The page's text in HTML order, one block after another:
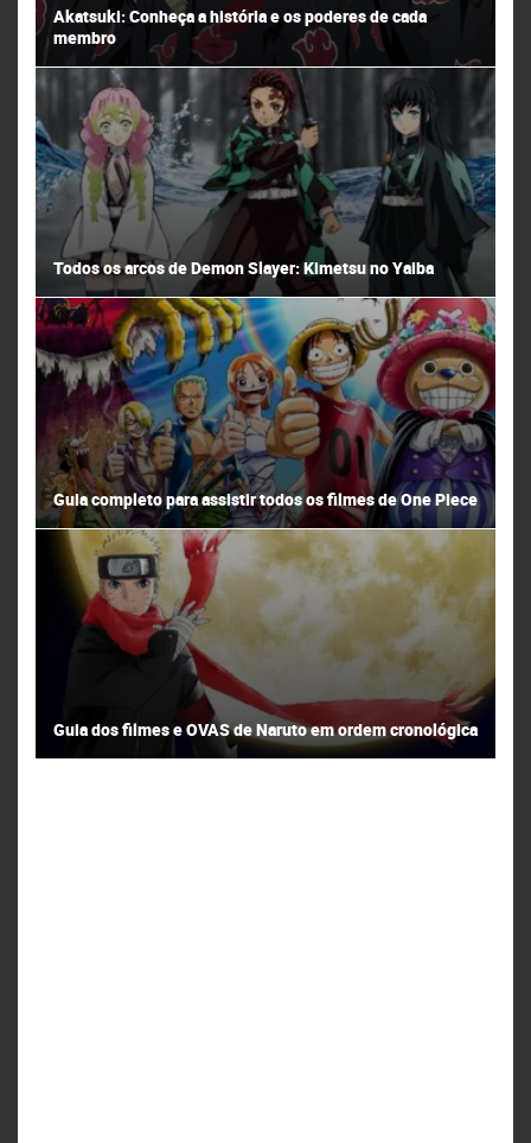
Akatsuki: Conheça a história e os poderes de cada
membro
Todos os arcos de Demon Slayer: Kimetsu no Yaiba
Guia completo para assistir todos os filmes de One Piece
Guia dos filmes e OVAS de Naruto em ordem cronológica